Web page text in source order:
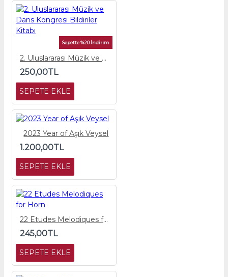
Sepette %20 İndirim
2. Uluslararası Müzik ve Dans Kongresi Bildiriler Kitabı
250,00TL
SEPETE EKLE
2023 Year of Aşık Veysel
1.200,00TL
SEPETE EKLE
22 Etudes Melodiques for Horn
245,00TL
SEPETE EKLE